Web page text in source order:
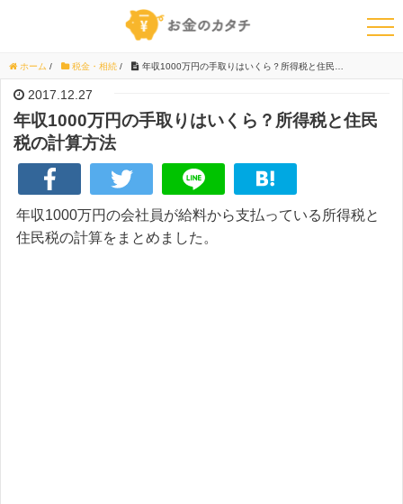
ホーム / 税金・相続 / 年収1000万円の手取りはいくら？所得税と住民税の計算方法
2017.12.27
年収1000万円の手取りはいくら？所得税と住民
税の計算方法
年収1000万円の会社員が給料から支払っている所得税と
住民税の計算をまとめました。